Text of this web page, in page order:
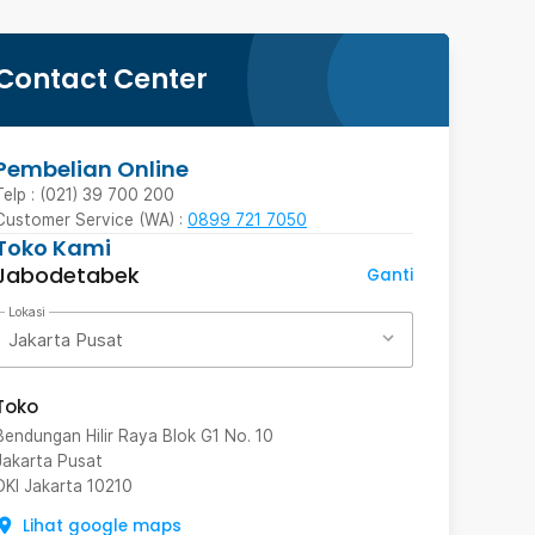
Center
Online
: (021) 39 700 200
Service (WA) : 0899 721 7050
Kami
Ganti
Lokasi
Jakarta Pusat
Hilir Raya Blok G1 No. 10
Pusat
Jakarta 10210
Lihat google maps